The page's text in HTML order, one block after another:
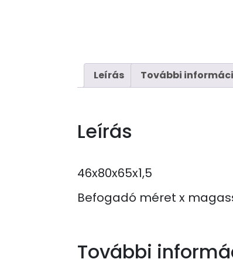
Leírás További
Leírás
46x80x65x1,5
Befogadó méret x
További